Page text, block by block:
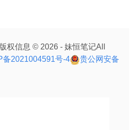
权信息 © 2026 - 妹恒笔记All
备2021004591号-4
贵公网安备